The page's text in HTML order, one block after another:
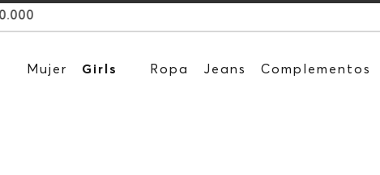
Mujer Girls Ropa Jeans Complementos